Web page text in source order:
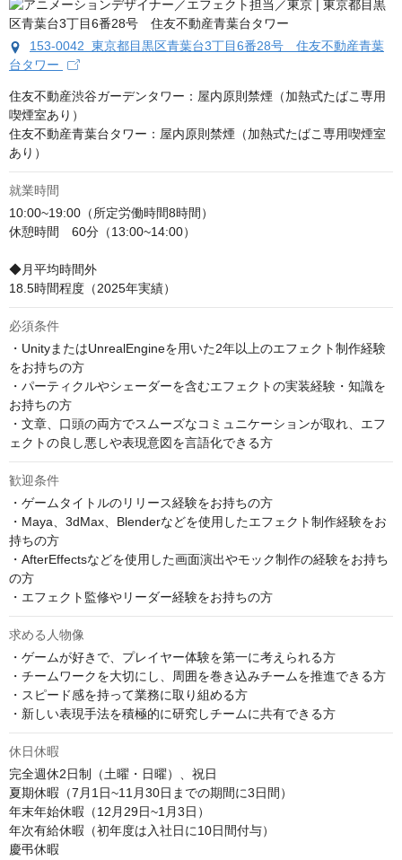
153-0042 東京都目黒区青葉台3丁目6番28号 住友不動産青葉
台タワー
住友不動産渋谷ガーデンタワー：屋内原則禁煙（加熱式たばこ専用
喫煙室あり）
住友不動産青葉台タワー：屋内原則禁煙（加熱式たばこ専用喫煙室
あり）
就業時間
10:00~19:00（所定労働時間8時間）
休憩時間　60分（13:00~14:00）
◆月平均時間外
18.5時間程度（2025年実績）
必須条件
・UnityまたはUnrealEngineを用いた2年以上のエフェクト制作経験
をお持ちの方
・パーティクルやシェーダーを含むエフェクトの実装経験・知識を
お持ちの方
・文章、口頭の両方でスムーズなコミュニケーションが取れ、エフ
ェクトの良し悪しや表現意図を言語化できる方
歓迎条件
・ゲームタイトルのリリース経験をお持ちの方
・Maya、3dMax、Blenderなどを使用したエフェクト制作経験をお
持ちの方
・AfterEffectsなどを使用した画面演出やモック制作の経験をお持ち
の方
・エフェクト監修やリーダー経験をお持ちの方
求める人物像
・ゲームが好きで、プレイヤー体験を第一に考えられる方
・チームワークを大切にし、周囲を巻き込みチームを推進できる方
・スピード感を持って業務に取り組める方
・新しい表現手法を積極的に研究しチームに共有できる方
休日休暇
完全週休2日制（土曜・日曜）、祝日
夏期休暇（7月1日~11月30日までの期間に3日間）
年末年始休暇（12月29日~1月3日）
年次有給休暇（初年度は入社日に10日間付与）
慶弔休暇